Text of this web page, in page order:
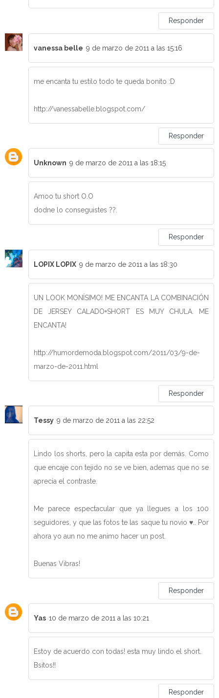
Responder
vanessa belle 9 de marzo de 2011 a las 15:16
me encanta tu estilo todo te queda bonito :D
http://vanessabelle.blogspot.com/
Responder
Unknown 9 de marzo de 2011 a las 18:15
Amoo tu short O.O
dodne lo conseguistes ??.
Responder
LOPIX LOPIX 9 de marzo de 2011 a las 18:30
UN LOOK MONÍSIMO! ME ENCANTA LA COMBINACIÓN
DE JERSEY CALADO+SHORT ES MUY CHULA. ME
ENCANTA!
http://humordemoda.blogspot.com/2011/03/9-de-
marzo-de-2011.html
Responder
Tessy 9 de marzo de 2011 a las 22:52
Lindo los shorts, pero la capita esta por demás. Como
que encaje con tejido no se ve bien, ademas que no se
aprecia el contraste.
Me parece espectacular que ya llegues a los 100
seguidores, y que las fotos te las saque tu novio ♥.. Por
ahora yo aun no me animo hacer un post.
Buenas Vibras!
Responder
Yas 10 de marzo de 2011 a las 10:21
Estoy de acuerdo con todas! esta muy lindo el short.
Bsitos!!
Responder